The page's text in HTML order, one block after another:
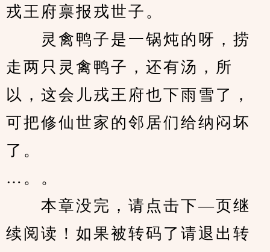
戎王府禀报戎世子。
灵禽鸭子是一锅炖的呀，捞
走两只灵禽鸭子，还有汤，所
以，这会儿戎王府也下雨雪了，
可把修仙世家的邻居们给纳闷坏
了。
…。。
本章没完，请点击下—页继
续阅读！如果被转码了请退出转